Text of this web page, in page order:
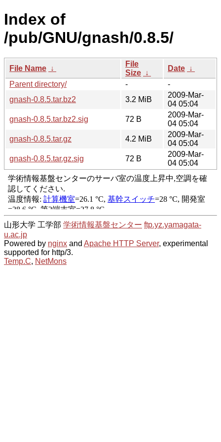
Index of
/pub/GNU/gnash/0.8.5/
File Name ↓
File
Size ↓
Date ↓
Parent directory/
-
-
gnash-0.8.5.tar.bz2
3.2 MiB
2009-Mar-
04 05:04
gnash-0.8.5.tar.bz2.sig
72 B
2009-Mar-
04 05:04
gnash-0.8.5.tar.gz
4.2 MiB
2009-Mar-
04 05:04
gnash-0.8.5.tar.gz.sig
72 B
2009-Mar-
04 05:04
山形大学 工学部 学術情報基盤センター ftp.yz.yamagata-
u.ac.jp
Powered by nginx and Apache HTTP Server, experimental
supported for http/3.
Temp.C, NetMons